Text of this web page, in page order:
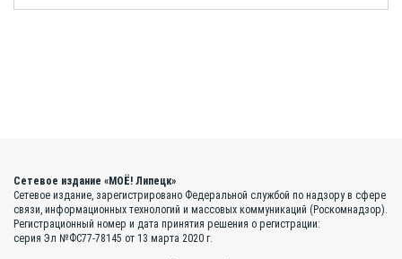
Сетевое издание «МОЁ! Липецк»
Сетевое издание, зарегистрировано Федеральной службой по надзору в сфере
связи, информационных технологий и массовых коммуникаций (Роскомнадзор).
Регистрационный номер и дата принятия решения о регистрации:
серия Эл №ФС77-78145 от 13 марта 2020 г.